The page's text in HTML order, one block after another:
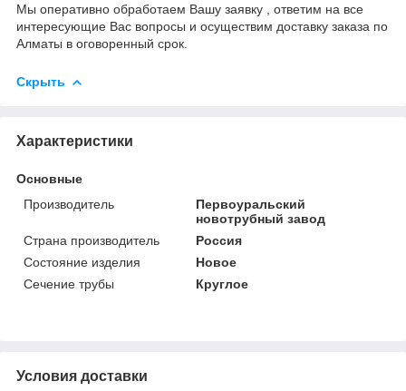
Мы оперативно обработаем Вашу заявку , ответим на все
интересующие Вас вопросы и осуществим доставку заказа по
Алматы в оговоренный срок.
Скрыть
Характеристики
Основные
Производитель
Первоуральский
новотрубный завод
Страна производитель
Россия
Состояние изделия
Новое
Сечение трубы
Круглое
Условия доставки